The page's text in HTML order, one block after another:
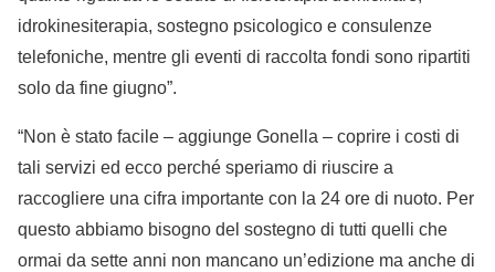
idrokinesiterapia, sostegno psicologico e consulenze
telefoniche, mentre gli eventi di raccolta fondi sono ripartiti
solo da fine giugno”.
“Non è stato facile – aggiunge Gonella – coprire i costi di
tali servizi ed ecco perché speriamo di riuscire a
raccogliere una cifra importante con la 24 ore di nuoto. Per
questo abbiamo bisogno del sostegno di tutti quelli che
ormai da sette anni non mancano un’edizione ma anche di